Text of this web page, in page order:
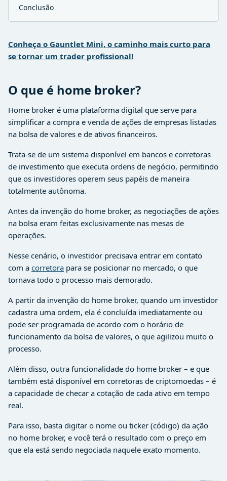
Conclusão
Conheça o Gauntlet Mini, o caminho mais curto para
se tornar um trader profissional!
O que é home broker?
Home broker é uma plataforma digital que serve para
simplificar a compra e venda de ações de empresas listadas
na bolsa de valores e de ativos financeiros.
Trata-se de um sistema disponível em bancos e corretoras
de investimento que executa ordens de negócio, permitindo
que os investidores operem seus papéis de maneira
totalmente autônoma.
Antes da invenção do home broker, as negociações de ações
na bolsa eram feitas exclusivamente nas mesas de
operações.
Nesse cenário, o investidor precisava entrar em contato
com a corretora para se posicionar no mercado, o que
tornava todo o processo mais demorado.
A partir da invenção do home broker, quando um investidor
cadastra uma ordem, ela é concluída imediatamente ou
pode ser programada de acordo com o horário de
funcionamento da bolsa de valores, o que agilizou muito o
processo.
Além disso, outra funcionalidade do home broker – e que
também está disponível em corretoras de criptomoedas – é
a capacidade de checar a cotação de cada ativo em tempo
real.
Para isso, basta digitar o nome ou ticker (código) da ação
no home broker, e você terá o resultado com o preço em
que ela está sendo negociada naquele exato momento.